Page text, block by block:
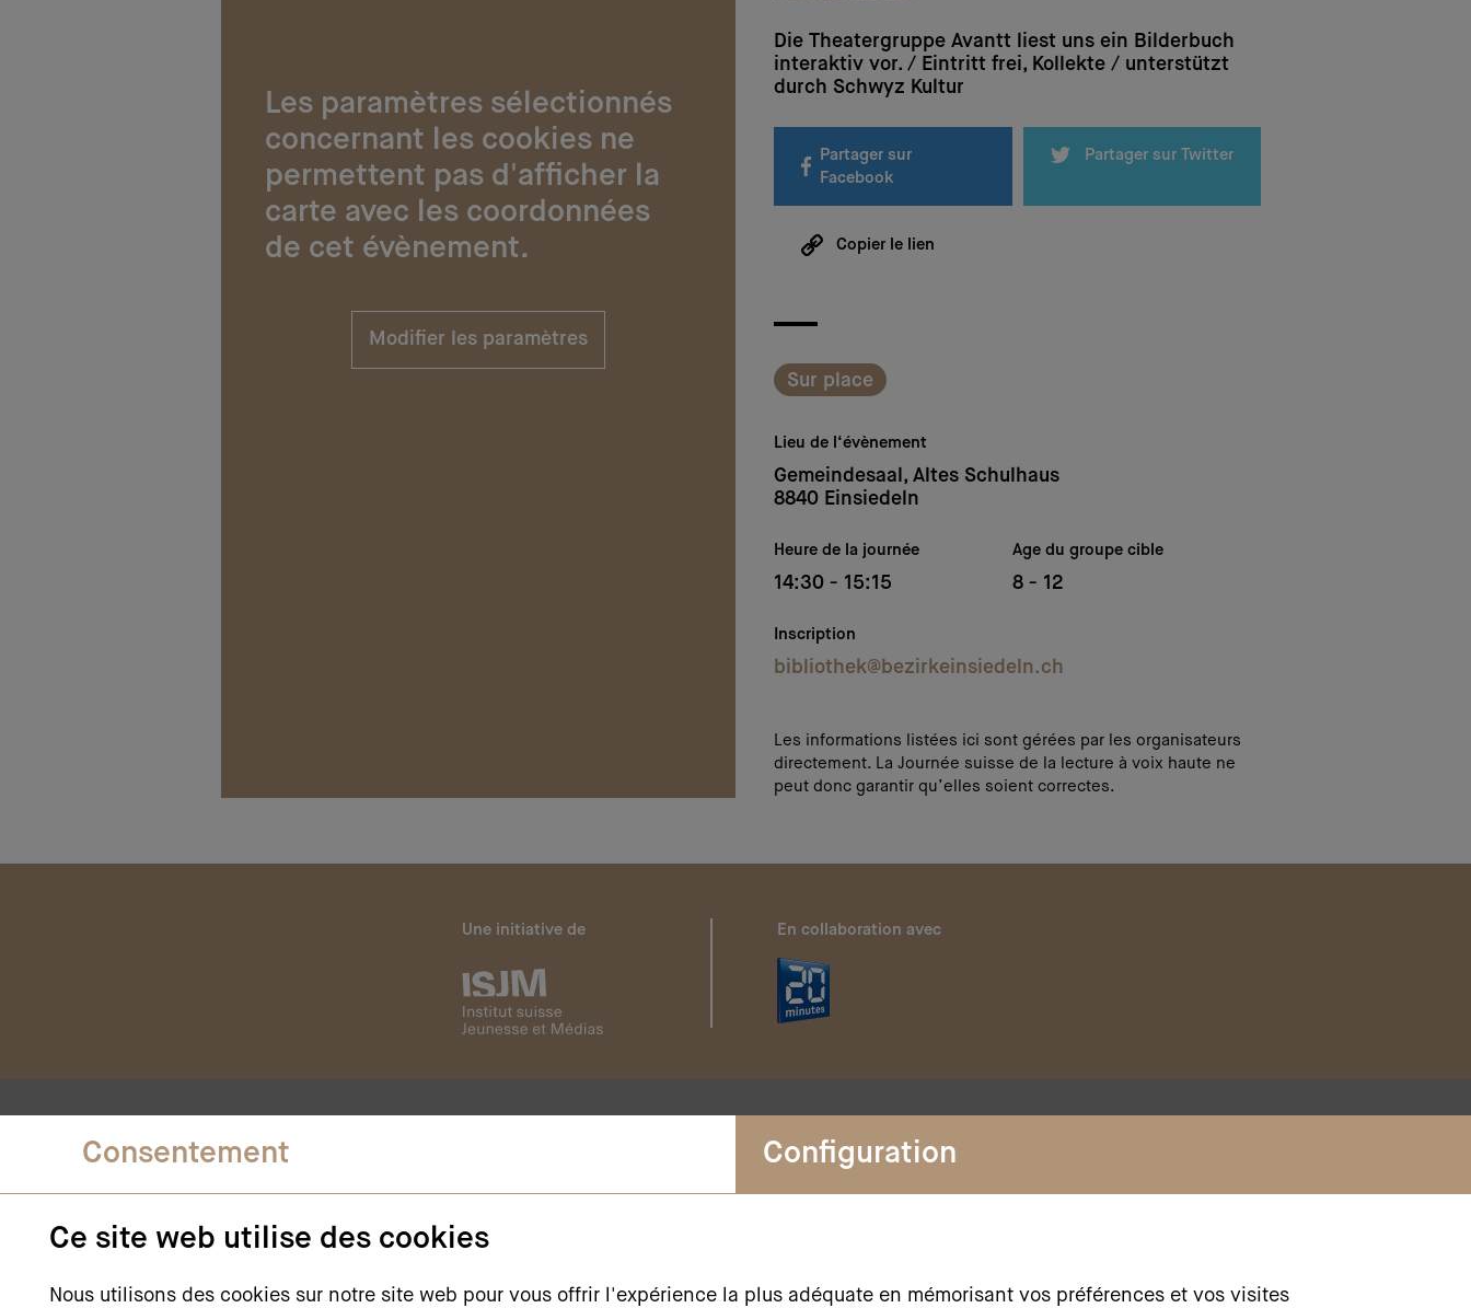
Les paramètres sélectionnés
concernant les cookies ne
permettent pas d'afficher la
carte avec les coordonnées
de cet évènement.
Modifier les paramètres
Die Theatergruppe Avantt liest uns ein Bilderbuch
interaktiv vor. / Eintritt frei, Kollekte / unterstützt
durch Schwyz Kultur
Partager sur
Facebook
Partager sur Twitter
Copier le lien
Sur place
Lieu de l‘évènement
Gemeindesaal, Altes Schulhaus
8840 Einsiedeln
Heure de la journée
14:30 - 15:15
Age du groupe cible
8 - 12
Inscription
bibliothek@bezirkeinsiedeln.ch
Les informations listées ici sont gérées par les organisateurs
directement. La Journée suisse de la lecture à voix haute ne
peut donc garantir qu’elles soient correctes.
Consentement Configuration
Ce site web utilise des cookies
Nous utilisons des cookies sur notre site web pour vous offrir l'expérience la plus adéquate en mémorisant vos préférences et vos visites
Une initiative de En collaboration avec
Contact
ISJM
– Institut suisse
Rue Saint-Etienne 4
Newsletter